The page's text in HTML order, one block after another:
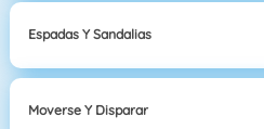
Espadas Y Sandalias
Moverse Y Disparar